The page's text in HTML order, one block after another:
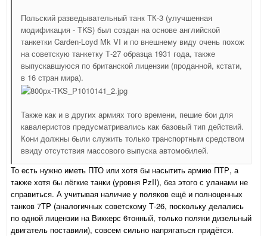
Польский разведывательный танк ТК-3 (улучшенная
модификация - TKS) был создан на основе английской
танкетки Carden-Loyd Mk VI и по внешнему виду очень похож
на советскую танкетку Т-27 образца 1931 года, также
выпускавшуюся по британской лицензии (проданной, кстати,
в 16 стран мира).
Также как и в других армиях того времени, пешие бои для
кавалеристов предусматривались как базовый тип действий.
Кони должны были служить только транспортным средством
ввиду отсутствия массового выпуска автомобилей.
То есть нужно иметь ПТО или хотя бы насытить армию ПТР, а
также хотя бы лёгкие танки (уровня PzII), без этого с уланами не
справиться. А учитывая наличие у поляков ещё и полноценных
танков 7TP (аналогичных советскому Т-26, поскольку делались
по одной лицензии на Виккерс 6тонный, только поляки дизельный
двигатель поставили), совсем сильно напрягаться придётся.